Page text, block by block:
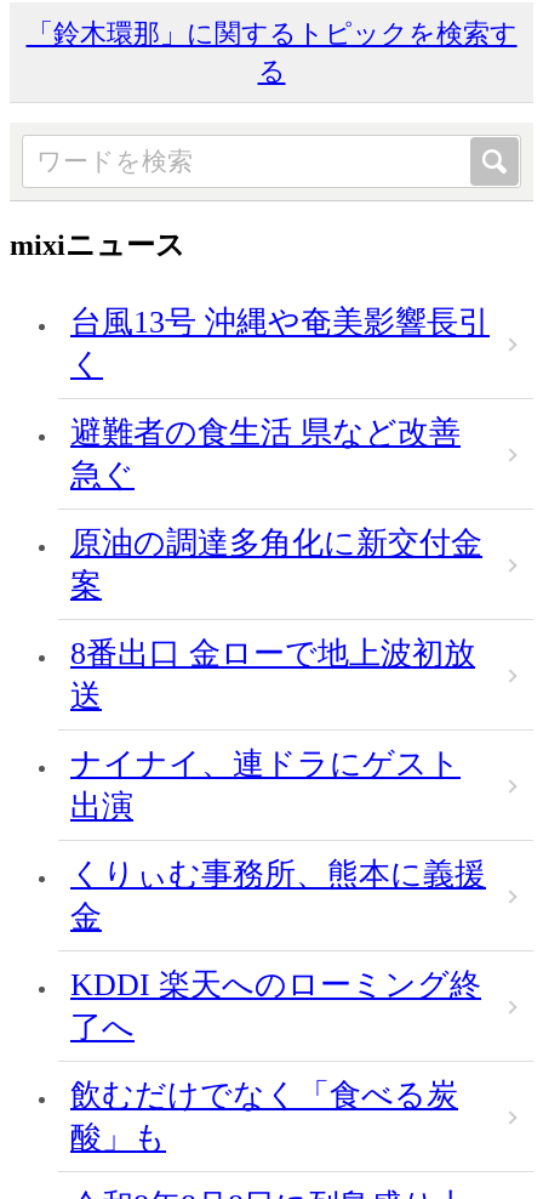
「鈴木環那」に関するトピックを検索す
る
mixiニュース
台風13号 沖縄や奄美影響長引
く
避難者の食生活 県など改善
急ぐ
原油の調達多角化に新交付金
案
8番出口 金ローで地上波初放
送
ナイナイ、連ドラにゲスト
出演
くりぃむ事務所、熊本に義援
金
KDDI 楽天へのローミング終
了へ
飲むだけでなく「食べる炭
酸」も